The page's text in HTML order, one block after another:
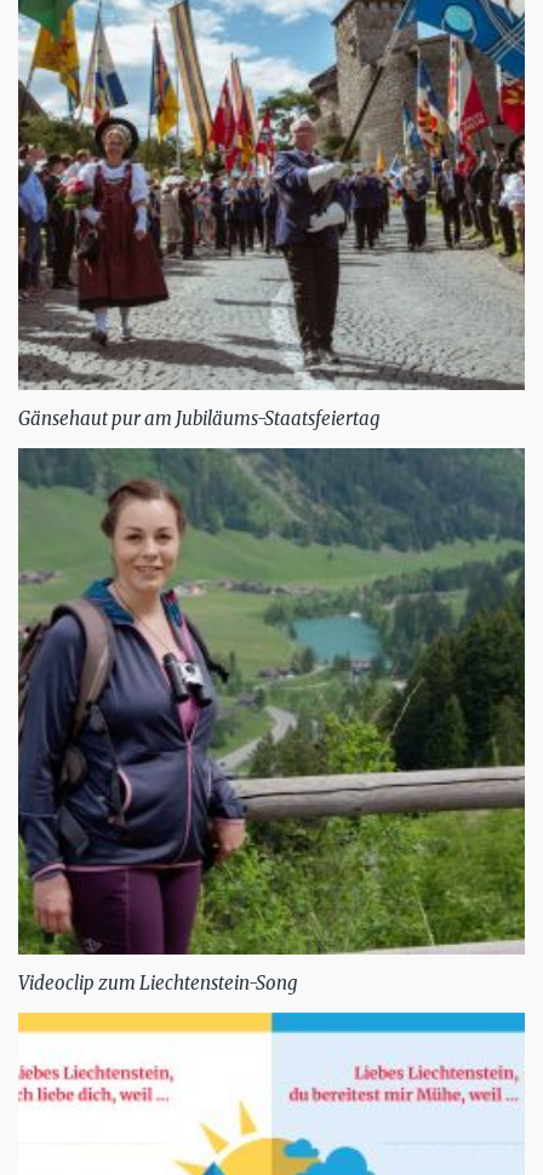
Gänsehaut pur am Jubiläums-Staatsfeiertag
Videoclip zum Liechtenstein-Song